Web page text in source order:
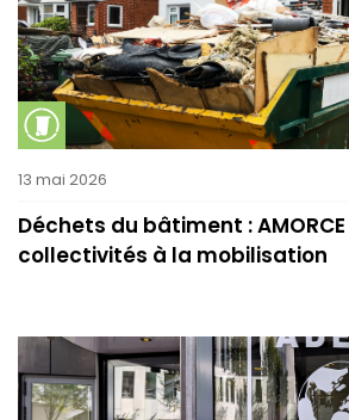
13 mai 2026
Déchets du bâtiment :
collectivités à la mobilisation